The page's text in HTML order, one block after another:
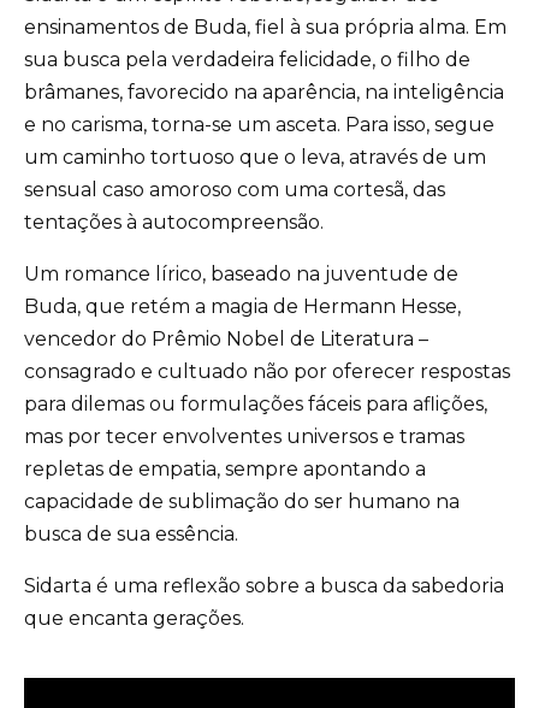
ensinamentos de Buda, fiel à sua própria alma. Em
sua busca pela verdadeira felicidade, o filho de
brâmanes, favorecido na aparência, na inteligência
e no carisma, torna-se um asceta. Para isso, segue
um caminho tortuoso que o leva, através de um
sensual caso amoroso com uma cortesã, das
tentações à autocompreensão.
Um romance lírico, baseado na juventude de
Buda, que retém a magia de Hermann Hesse,
vencedor do Prêmio Nobel de Literatura –
consagrado e cultuado não por oferecer respostas
para dilemas ou formulações fáceis para aflições,
mas por tecer envolventes universos e tramas
repletas de empatia, sempre apontando a
capacidade de sublimação do ser humano na
busca de sua essência.
Sidarta é uma reflexão sobre a busca da sabedoria
que encanta gerações.